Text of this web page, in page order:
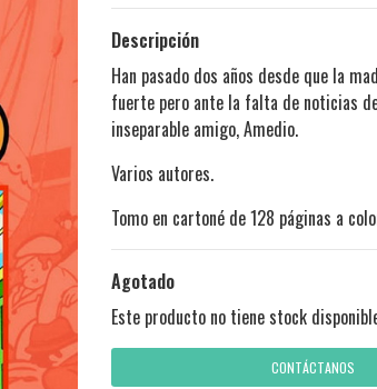
Descripción
Han pasado dos años desde que la
fuerte pero ante la falta de noticias
inseparable amigo, Amedio.
Varios autores.
Tomo en cartoné de 128 páginas a
Agotado
Este producto no tiene stock
CONTÁCTANOS